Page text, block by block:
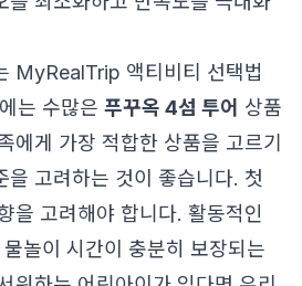
MyRealTrip 액티비티 선택법
는 수많은 푸꾸옥 4섬 투어 상품
에게 가장 적합한 상품을 고르기
을 고려하는 것이 좋습니다. 첫
을 고려해야 합니다. 활동적인
놀이 시간이 충분히 보장되는